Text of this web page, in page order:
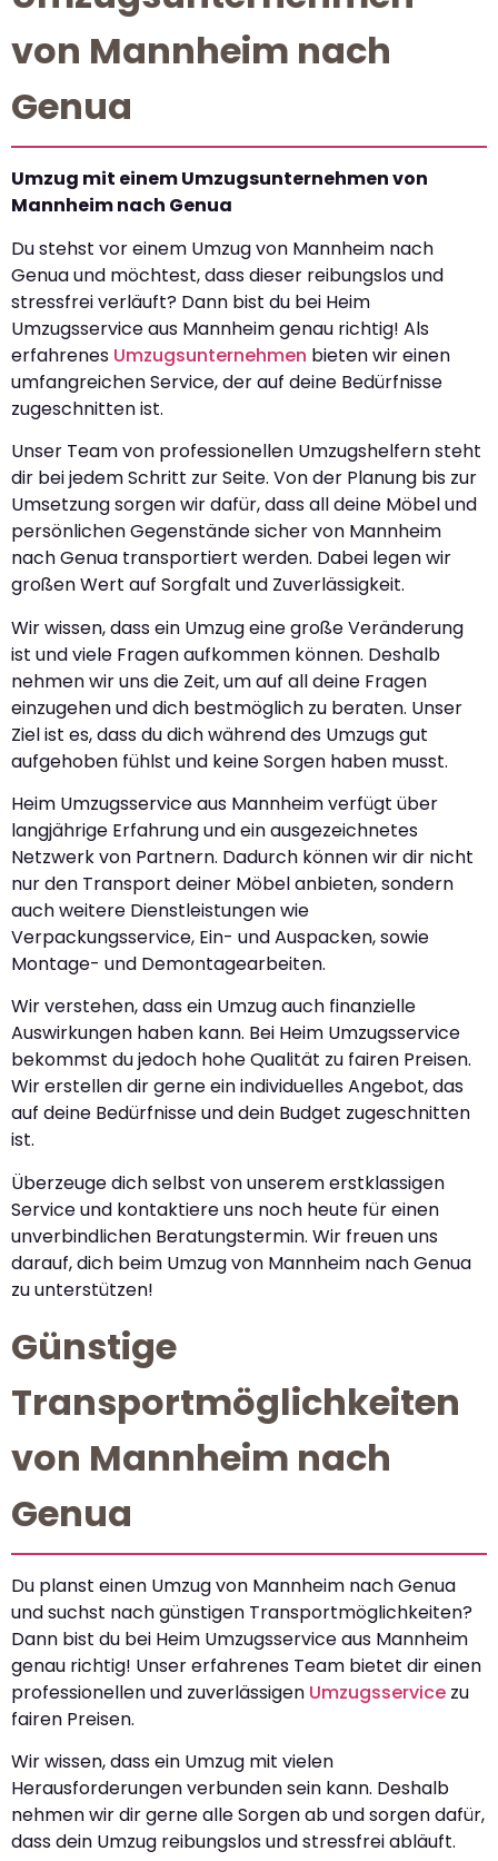
von Mannheim nach
Genua
Umzug mit einem Umzugsunternehmen von
Mannheim nach Genua
Du stehst vor einem Umzug von Mannheim nach
Genua und möchtest, dass dieser reibungslos und
stressfrei verläuft? Dann bist du bei Heim
Umzugsservice aus Mannheim genau richtig! Als
erfahrenes Umzugsunternehmen bieten wir einen
umfangreichen Service, der auf deine Bedürfnisse
zugeschnitten ist.
Unser Team von professionellen Umzugshelfern steht
dir bei jedem Schritt zur Seite. Von der Planung bis zur
Umsetzung sorgen wir dafür, dass all deine Möbel und
persönlichen Gegenstände sicher von Mannheim
nach Genua transportiert werden. Dabei legen wir
großen Wert auf Sorgfalt und Zuverlässigkeit.
Wir wissen, dass ein Umzug eine große Veränderung
ist und viele Fragen aufkommen können. Deshalb
nehmen wir uns die Zeit, um auf all deine Fragen
einzugehen und dich bestmöglich zu beraten. Unser
Ziel ist es, dass du dich während des Umzugs gut
aufgehoben fühlst und keine Sorgen haben musst.
Heim Umzugsservice aus Mannheim verfügt über
langjährige Erfahrung und ein ausgezeichnetes
Netzwerk von Partnern. Dadurch können wir dir nicht
nur den Transport deiner Möbel anbieten, sondern
auch weitere Dienstleistungen wie
Verpackungsservice, Ein- und Auspacken, sowie
Montage- und Demontagearbeiten.
Wir verstehen, dass ein Umzug auch finanzielle
Auswirkungen haben kann. Bei Heim Umzugsservice
bekommst du jedoch hohe Qualität zu fairen Preisen.
Wir erstellen dir gerne ein individuelles Angebot, das
auf deine Bedürfnisse und dein Budget zugeschnitten
ist.
Überzeuge dich selbst von unserem erstklassigen
Service und kontaktiere uns noch heute für einen
unverbindlichen Beratungstermin. Wir freuen uns
darauf, dich beim Umzug von Mannheim nach Genua
zu unterstützen!
Günstige
Transportmöglichkeiten
von Mannheim nach
Genua
Du planst einen Umzug von Mannheim nach Genua
und suchst nach günstigen Transportmöglichkeiten?
Dann bist du bei Heim Umzugsservice aus Mannheim
genau richtig! Unser erfahrenes Team bietet dir einen
professionellen und zuverlässigen Umzugsservice zu
fairen Preisen.
Wir wissen, dass ein Umzug mit vielen
Herausforderungen verbunden sein kann. Deshalb
nehmen wir dir gerne alle Sorgen ab und sorgen dafür,
dass dein Umzug reibungslos und stressfrei abläuft.